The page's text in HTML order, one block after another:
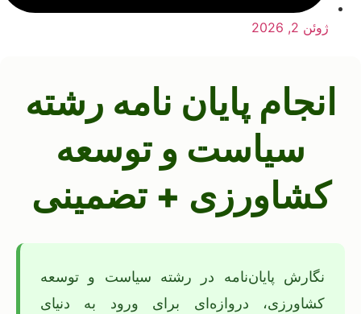
ژوئن 2, 2026
انجام پایان نامه رشته
سیاست و توسعه
کشاورزی + تضمینی
نگارش پایان‌نامه در رشته سیاست و توسعه
کشاورزی، دروازه‌ای برای ورود به دنیای